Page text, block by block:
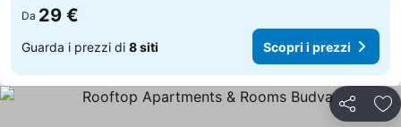
Da 29 €
Guarda i prezzi di 8 siti Scopri i prezzi
Condividi